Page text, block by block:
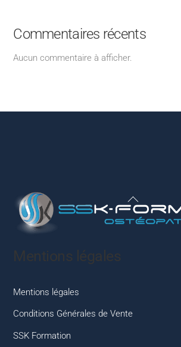
Commentaires récents
Aucun commentaire à afficher.
Back
To
Top
Mentions légales
Mentions légales
Conditions Générales de Vente
SSK Formation